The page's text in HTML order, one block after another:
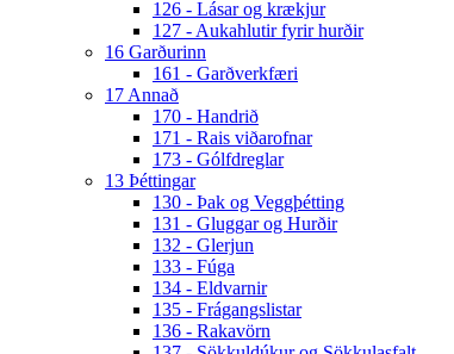
126 - Lásar og krækjur
127 - Aukahlutir fyrir hurðir
16 Garðurinn
161 - Garðverkfæri
17 Annað
170 - Handrið
171 - Rais viðarofnar
173 - Gólfdreglar
13 Þéttingar
130 - Þak og Veggþétting
131 - Gluggar og Hurðir
132 - Glerjun
133 - Fúga
134 - Eldvarnir
135 - Frágangslistar
136 - Rakavörn